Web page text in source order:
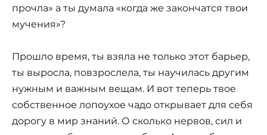
прочла» а ты думала «когда же закончатся твои
мучения»?
Прошло время, ты взяла не только этот барьер,
ты выросла, повзрослела, ты научилась другим
нужным и важным вещам. И вот теперь твое
собственное лопоухое чадо открывает для себя
дорогу в мир знаний. О сколько нервов, сил и